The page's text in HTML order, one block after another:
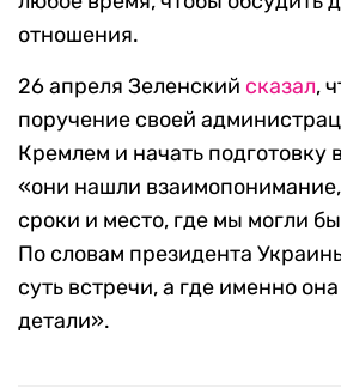
отношения.
26 апреля Зеленский сказал,
поручение своей
Кремлем и начать подготовку
«они нашли
сроки и место, где мы могли
По словам президента
суть встречи, а где именно
детали».